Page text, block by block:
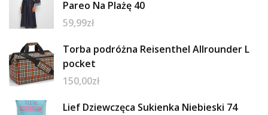
Pareo Na Plażę 40
59,99zł
Torba podróżna Reisenthel Allrounder L
pocket
150,00zł
Lief Dziewczęca Sukienka Niebieski 74